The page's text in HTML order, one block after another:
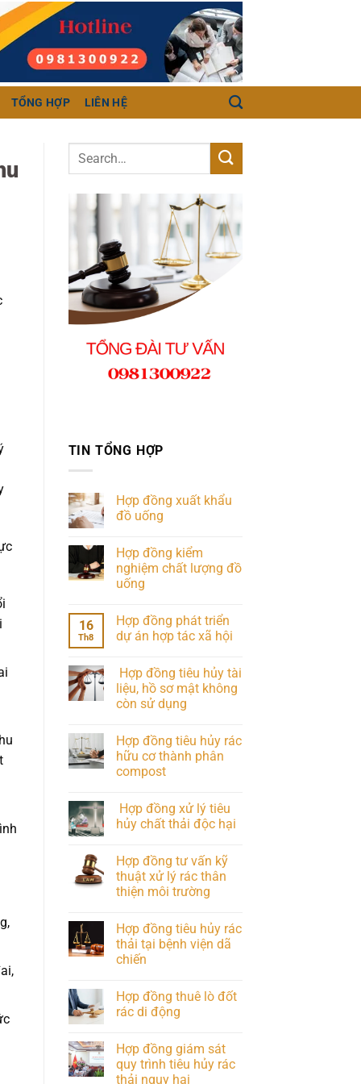
TỔNG HỢP LIÊN HỆ
TIN TỔNG HỢP
Hợp đồng xuất khẩu
đồ uống
Hợp đồng kiểm
nghiệm chất lượng đồ
uống
16
Th8
Hợp đồng phát triển
dự án hợp tác xã hội
Hợp đồng tiêu hủy tài
liệu, hồ sơ mật không
còn sử dụng
Hợp đồng tiêu hủy rác
hữu cơ thành phân
compost
Hợp đồng xử lý tiêu
hủy chất thải độc hại
Hợp đồng tư vấn kỹ
thuật xử lý rác thân
thiện môi trường
Hợp đồng tiêu hủy rác
thải tại bệnh viện dã
chiến
Hợp đồng thuê lò đốt
rác di động
Hợp đồng giám sát
quy trình tiêu hủy rác
thải nguy hại